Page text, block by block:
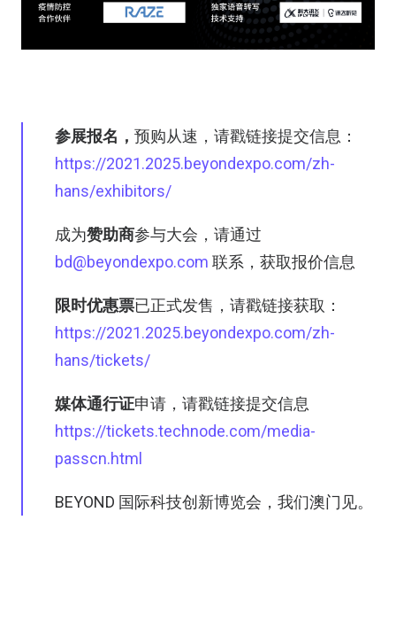
参展报名， 预购从速，请戳链接提交信息：
https://2021.2025.beyondexpo.com/zh-
hans/exhibitors/
成为赞助商参与大会，请通过
bd@beyondexpo.com 联系，获取报价信息
限时优惠票已正式发售，请戳链接获取：
https://2021.2025.beyondexpo.com/zh-
hans/tickets/
媒体通行证申请，请戳链接提交信息
https://tickets.technode.com/media-
passcn.html
BEYOND 国际科技创新博览会，我们澳门见。